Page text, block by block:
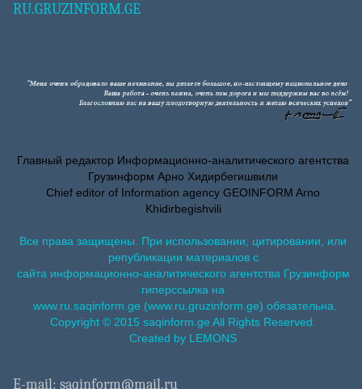
RU.GRUZINFORM.GE
Главный редактор Информационно-аналитического агентства
Грузинформ Арно Хидирбегишвили
Chief editor of Information agency GEOINFORM Arno
Khidirbegishvili
Все права защищены. При использовании, цитировании, или
републикации материалов с
сайта информационно-аналитического агентства Грузинформ
гиперссылка на
www.ru.saqinform.ge (www.ru.gruzinform.ge) обязательна.
Copyright © 2015 saqinform.ge All Rights Reserved.
Created by LEMONS
E-mail: saqinform@mail.ru